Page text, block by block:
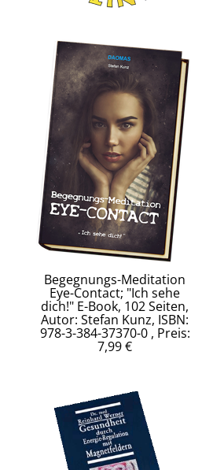
Begegnungs-Meditation
Eye-Contact; "Ich sehe
dich!" E-Book, 102 Seiten,
Autor: Stefan Kunz, ISBN:
978-3-384-37370-0 , Preis:
7,99 €